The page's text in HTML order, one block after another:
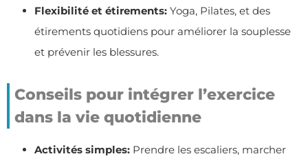
Flexibilité et étirements: Yoga, Pilates, et des
étirements quotidiens pour améliorer la souplesse
et prévenir les blessures.
Conseils pour intégrer l’exercice
dans la vie quotidienne
Activités simples: Prendre les escaliers, marcher